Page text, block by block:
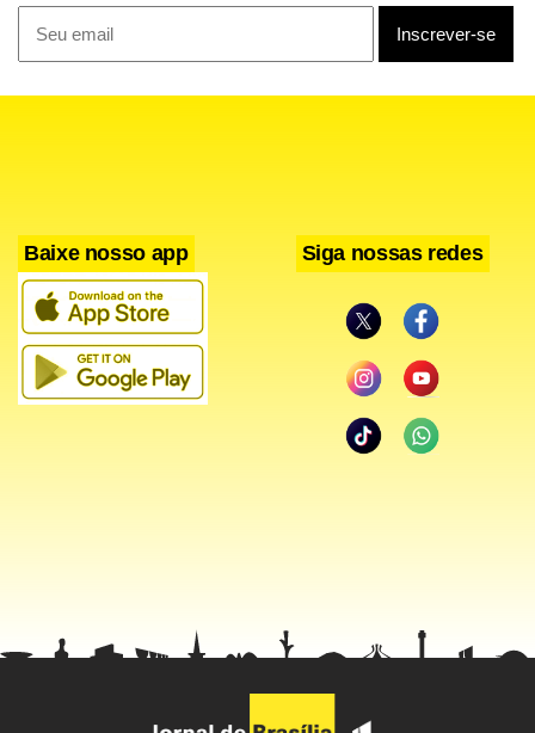
22% do volume exportado, seguido da China com 20%.
Ainda para o mercado asiático a Petrobras vendeu 4% do
total do volume exportado para o Japão. Quarto colocado,
Japão.
Baixe nosso app Siga nossas redes